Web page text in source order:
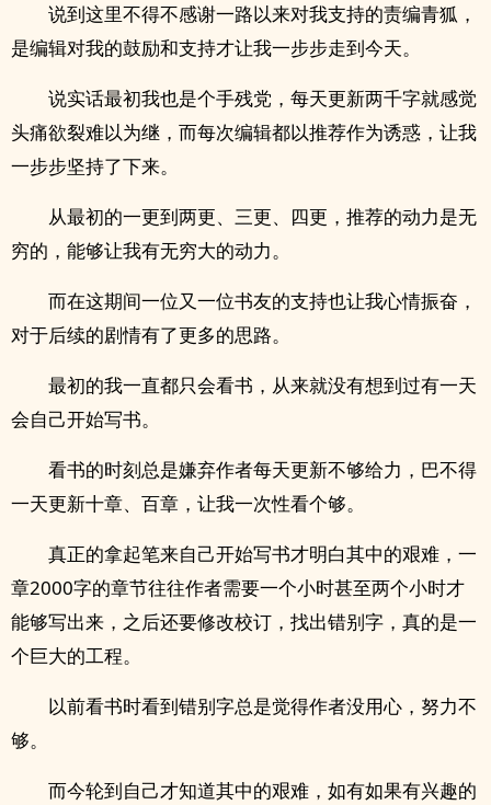
说到这里不得不感谢一路以来对我支持的责编青狐，
是编辑对我的鼓励和支持才让我一步步走到今天。
说实话最初我也是个手残党，每天更新两千字就感觉
头痛欲裂难以为继，而每次编辑都以推荐作为诱惑，让我
一步步坚持了下来。
从最初的一更到两更、三更、四更，推荐的动力是无
穷的，能够让我有无穷大的动力。
而在这期间一位又一位书友的支持也让我心情振奋，
对于后续的剧情有了更多的思路。
最初的我一直都只会看书，从来就没有想到过有一天
会自己开始写书。
看书的时刻总是嫌弃作者每天更新不够给力，巴不得
一天更新十章、百章，让我一次性看个够。
真正的拿起笔来自己开始写书才明白其中的艰难，一
章2000字的章节往往作者需要一个小时甚至两个小时才
能够写出来，之后还要修改校订，找出错别字，真的是一
个巨大的工程。
以前看书时看到错别字总是觉得作者没用心，努力不
够。
而今轮到自己才知道其中的艰难，如有如果有兴趣的